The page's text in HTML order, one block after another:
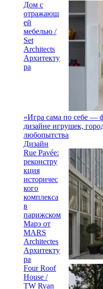
Дом с
отражающ
ей
мебелью /
Set
Architects
Архитекту
ра
«Игра сама по себе —
дизайне игрушек,
любопытства
Дизайн
Rue Pavée:
реконстру
кция
историчес
кого
комплекса
в
парижском
Марэ от
MARS
Architectes
Архитекту
ра
Four Roof
House /
TW Ryan